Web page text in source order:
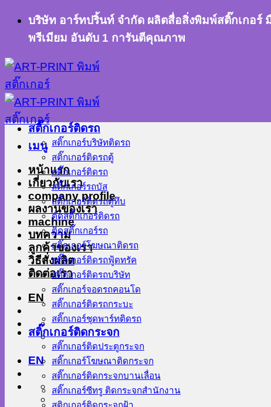
ข้าม
ยัง
เนื้อหา
บริษัท อาร์ทปริ้นท์ จำกัด ผลิตสื่อสิ่งพิมพ์สติ๊กเกอร์
พรีเมียม อันดับ 1 การันตีคุณภาพ
เมนู
หน้าแรก
เกี่ยวกับเรา
company profile
ผลงานของเรา
machine
บทความ
ลูกค้าของเรา
วิธีสั่งผลิต
ติดต่อเรา
EN
EN
สติ๊กเกอร์ติดรถ
สติ๊กเกอร์บริษัทติดรถ
สติ๊กเกอร์ติดรถตู้
สติ๊กเกอร์ติดรถ
สติ๊กเกอร์รถบัส
สติ๊กเกอร์ติดรถตู้ทึบ
ตัดสติ๊กเกอร์ติดรถ
ติดสติ๊กเกอร์รถ
สติ๊กเกอร์โฆษณาติดรถ
สติ๊กเกอร์ติดรถฟู้ดทรัค
สติ๊กเกอร์ติดรถบริษัท
สติ๊กเกอร์จอดรถคอนโด
สติ๊กเกอร์ติดรถกระบะ
สติ๊กเกอร์ชุดพาร์ทติดรถ
สติ๊กเกอร์ติดกระจก
สติ๊กเกอร์ติดประตูกระจก
สติ๊กเกอร์โฆษณาติดกระจก
สติ๊กเกอร์ติดกระจกบานเลื่อน
สติ๊กเกอร์ซีทรู ติดกระจกสำนักงาน
สติกเกอร์ติดกระจกฝ้า